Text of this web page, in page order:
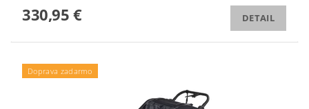
330,95 € DETAIL
Doprava zadarmo